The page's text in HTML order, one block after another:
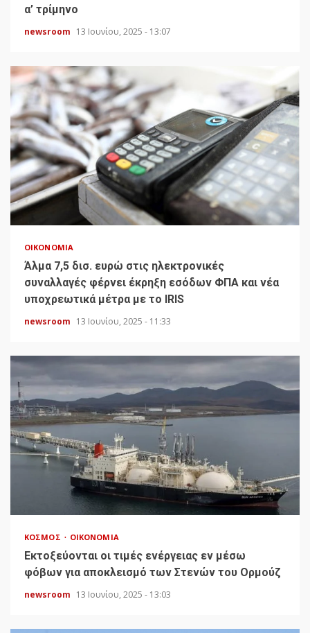
α’ τρίμηνο
newsroom 13 Ιουνίου, 2025 - 13:07
ΟΙΚΟΝΟΜΊΑ
Άλμα 7,5 δισ. ευρώ στις ηλεκτρονικές
συναλλαγές φέρνει έκρηξη εσόδων ΦΠΑ και νέα
υποχρεωτικά μέτρα με το IRIS
newsroom 13 Ιουνίου, 2025 - 11:33
ΚΌΣΜΟΣ ΟΙΚΟΝΟΜΊΑ
Εκτοξεύονται οι τιμές ενέργειας εν μέσω
φόβων για αποκλεισμό των Στενών του Ορμούζ
newsroom 13 Ιουνίου, 2025 - 13:03